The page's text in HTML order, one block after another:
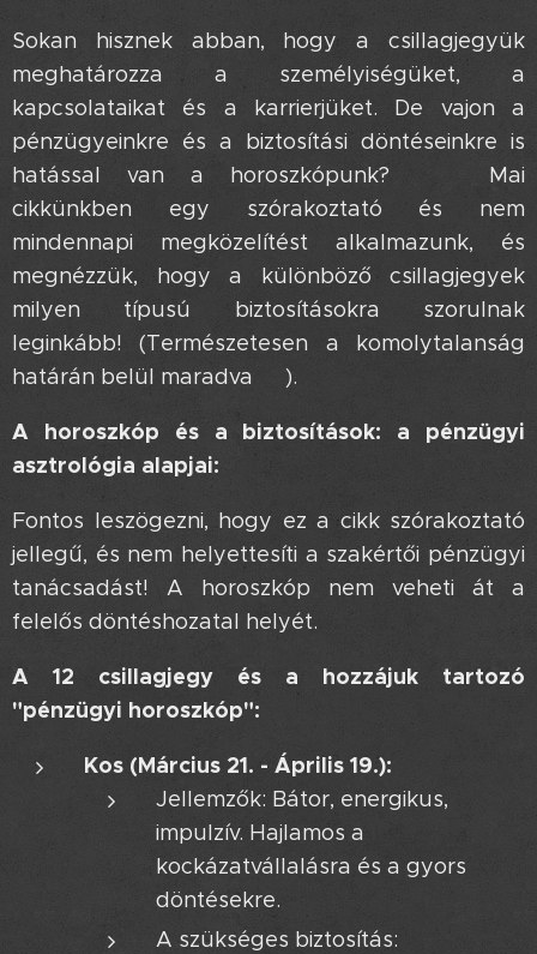
Sokan hisznek abban, hogy a csillagjegyük
meghatározza a személyiségüket, a
kapcsolataikat és a karrierjüket. De vajon a
pénzügyeinkre és a biztosítási döntéseinkre is
hatással van a horoszkópunk? 🤔 Mai
cikkünkben egy szórakoztató és nem
mindennapi megközelítést alkalmazunk, és
megnézzük, hogy a különböző csillagjegyek
milyen típusú biztosításokra szorulnak
leginkább! (Természetesen a komolytalanság
határán belül maradva 😉).
A horoszkóp és a biztosítások: a pénzügyi
asztrológia alapjai:
Fontos leszögezni, hogy ez a cikk szórakoztató
jellegű, és nem helyettesíti a szakértői pénzügyi
tanácsadást! A horoszkóp nem veheti át a
felelős döntéshozatal helyét.
A 12 csillagjegy és a hozzájuk tartozó
"pénzügyi horoszkóp":
Kos (Március 21. - Április 19.):
Jellemzők: Bátor, energikus,
impulzív. Hajlamos a
kockázatvállalásra és a gyors
döntésekre.
A szükséges biztosítás: